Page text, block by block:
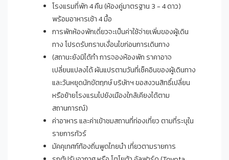
โรงแรมที่พัก 4 คืน (ห้องคู่มาตรฐาน 3 - 4 ดาว)
พร้อมอาหารเช้า 4 มื้อ
การพักห้องพักเดี่ยวจะเป็นค่าใช้จ่ายเพิ่มของผู้เดิน
ทาง โปรดรับทราบเงื่อนไขก่อนการเดินทาง
(สถานะยังมิได้ทำ การจองห้องพัก ราคาอาจ
เปลี่ยนแปลงได้ ผันแปรตามวันที่เช็คอินของผู้เดินทาง
และวันหยุดนักขัตฤกษ์ บริษัทฯ ขอสงวนสิทธิ์เปลี่ยน
หรือย้ายโรงแรมไปยังเมืองใกล้เคียงได้ตาม
สถานการณ์)
ค่าอาหาร และค่าเข้าชมสถานที่ท่องเที่ยว ตามที่ระบุใน
รายการทัวร์
มัคคุเทศก์ท้องถิ่นพูดไทยนำ เที่ยวตามรายการ